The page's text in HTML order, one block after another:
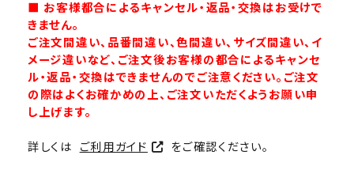
■ お客様都合によるキャンセル・返品・交換はお受けで
きません。
ご注文間違い、品番間違い、色間違い、サイズ間違い、イ
メージ違いなど、ご注文後お客様の都合によるキャンセ
ル・返品・交換はできませんのでご注意ください。ご注文
の際はよくお確かめの上、ご注文いただくようお願い申
し上げます。
詳しくは ご利用ガイド をご確認ください。